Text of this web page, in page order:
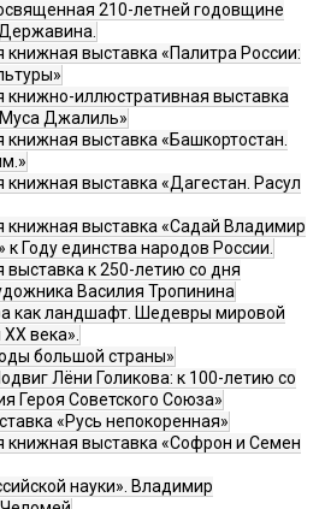
210-летней годовщине
книжная выставка «Палитра России:
книжно-иллюстративная выставка
Муса Джалиль»
книжная выставка «Башкортостан.
книжная выставка «Дагестан. Расул
книжная выставка «Садай Владимир
к Году единства народов России.
выставка к 250-летию со дня
Василия Тропинина
как ландшафт. Шедевры мировой
века».
большой страны»
Лёни Голикова: к 100-летию со
Героя Советского Союза»
«Русь непокоренная»
книжная выставка «Софрон и Семен
науки». Владимир